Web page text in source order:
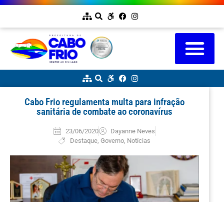
Cabo Frio regulamenta multa para infração
sanitária de combate ao coronavírus
23/06/2020
Dayanne Neves
Destaque ,Governo Notícias